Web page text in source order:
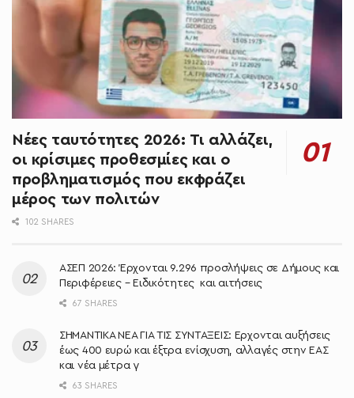
Νέες ταυτότητες 2026: Τι αλλάζει,
οι κρίσιμες προθεσμίες και ο
προβληματισμός που εκφράζει
μέρος των πολιτών
102 SHARES
ΑΣΕΠ 2026: Έρχονται 9.296 προσλήψεις σε Δήμους και
Περιφέρειες – Ειδικότητες και αιτήσεις
67 SHARES
ΣΗΜΑΝΤΙΚΑ ΝΕΑ ΓΙΑ ΤΙΣ ΣΥΝΤΑΞΕΙΣ: Έρχονται αυξήσεις
έως 400 ευρώ και έξτρα ενίσχυση, αλλαγές στην ΕΑΣ
και νέα μέτρα γ
63 SHARES